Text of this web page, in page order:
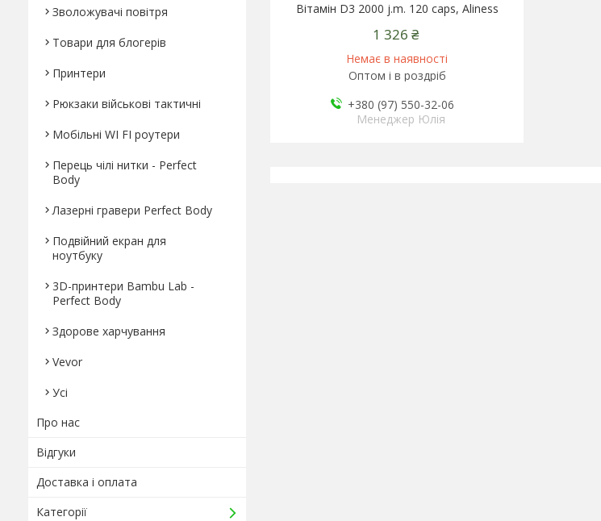
Вітамін D3 2000 j.m. 120 caps, Aliness
1 326 ₴
Немає в наявності
Оптом і в роздріб
+380 (97) 550-32-06
Менеджер Юлія
Зволожувачі повітря
Товари для блогерів
Принтери
Рюкзаки військові тактичні
Мобільні WI FI роутери
Перець чілі нитки - Perfect
Body
Лазерні гравери Perfect Body
Подвійний екран для
ноутбуку
3D-принтери Bambu Lab -
Perfect Body
Здорове харчування
Vevor
Усі
Про нас
Відгуки
Доставка і оплата
Категорії